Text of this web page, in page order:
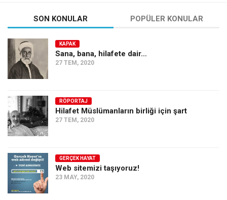
SON KONULAR POPÜLER KONULAR
KAPAK
Sana, bana, hilafete dair…
27 TEM, 2020
RÖPORTAJ
Hilafet Müslümanların birliği için şart
27 TEM, 2020
GERÇEK HAYAT
Web sitemizi taşıyoruz!
23 MAY, 2020